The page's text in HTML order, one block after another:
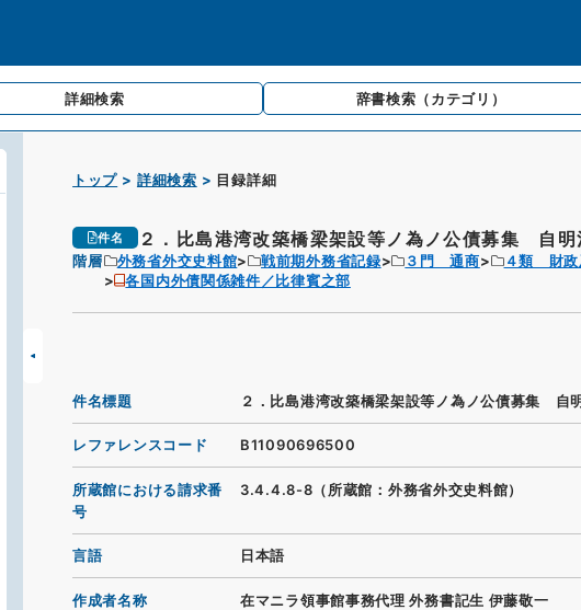
詳細検索 辞書検索 （カテゴリ）
トップ 詳細検索 目録詳細
件名 ２．比島港湾改築橋梁架設等ノ為ノ公債募集 自明
階層 外務省外交史料館 戦前期外務省記録 ３門 通商 ４類 財政
各国内外債関係雑件／比律賓之部
件名標題 ２．比島港湾改築橋梁架設等ノ為ノ公債募集 自
レファレンスコード B11090696500
所蔵館における請求番
号
3.4.4.8-8（所蔵館：外務省外交史料館）
言語 日本語
作成者名称 在マニラ領事館事務代理 外務書記生 伊藤敬一